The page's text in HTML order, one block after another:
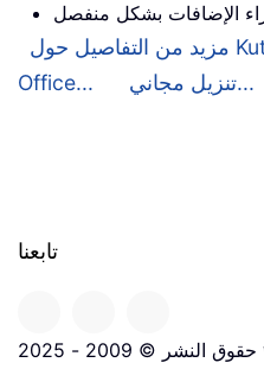
الإضافات بشكل منفصل
مزيد من التفاصيل حول Kutools for
Office...
تنزيل مجاني...
تابعنا
حقوق النشر © 2009 - 2025 www.extendoffice.com. |